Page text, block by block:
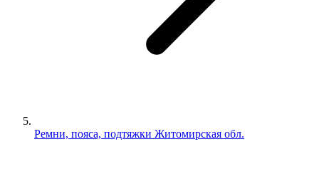
Ремни, пояса, подтяжки Житомирская обл.